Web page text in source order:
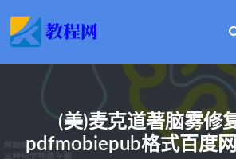
(美)麦克道著脑雾修
pdfmobiepub格式百度